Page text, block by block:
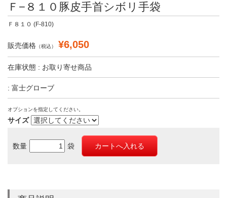
Ｆ−８１０豚皮手首シボリ手袋
Ｆ８１０ (F-810)
販売価格 （税込） ¥6,050
在庫状態 : お取り寄せ商品
: 富士グローブ
オプションを指定してください。
サイズ
数量 袋